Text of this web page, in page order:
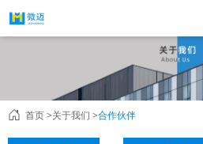
首页 >关于我们 >合作伙伴